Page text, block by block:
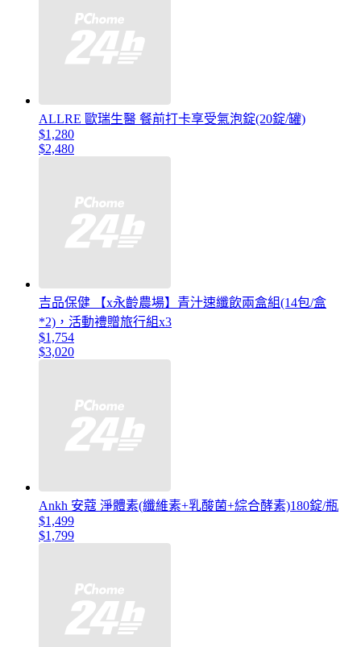
ALLRE 歐瑞生醫 餐前打卡享受氣泡錠(20錠/罐)
$1,280
$2,480
吉品保健 【x永齡農場】青汁速纖飲兩盒組(14包/盒
*2)，活動禮贈旅行組x3
$1,754
$3,020
Ankh 安蔻 淨體素(纖維素+乳酸菌+綜合酵素)180錠/瓶
$1,499
$1,799